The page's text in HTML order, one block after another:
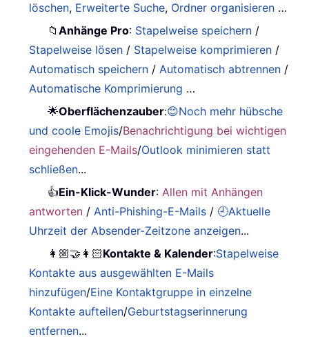
löschen, Erweiterte Suche, Ordner organisieren …
📁Anhänge Pro: Stapelweise speichern /
Stapelweise lösen / Stapelweise komprimieren /
Automatisch speichern /Automatisch abtrennen /
Automatische Komprimierung …
🌟Oberflächenzauber:😊Noch mehr hübsche
und coole Emojis/Benachrichtigung bei wichtigen
eingehenden E-Mails/Outlook minimieren statt
schließen...
👍Ein-Klick-Wunder:Allen mit Anhängen
antworten /Anti-Phishing-E-Mails / 🕘Aktuelle
Uhrzeit der Absender-Zeitzone anzeigen...
👩🏼‍🤝‍👩🏻Kontakte & Kalender:Stapelweise
Kontakte aus ausgewählten E-Mails
hinzufügen/Eine Kontaktgruppe in einzelne
Kontakte aufteilen/Geburtstagserinnerung
entfernen...